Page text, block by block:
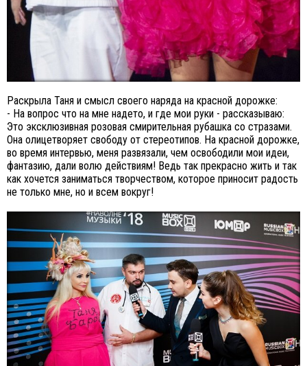
Раскрыла Таня и смысл своего наряда на красной дорожке:
- На вопрос что на мне надето, и где мои руки - рассказываю:
Это эксклюзивная розовая смирительная рубашка со стразами.
Она олицетворяет свободу от стереотипов. На красной дорожке,
во время интервью, меня развязали, чем освободили мои идеи,
фантазию, дали волю действиям! Ведь так прекрасно жить и так
как хочется заниматься творчеством, которое приносит радость
не только мне, но и всем вокруг!